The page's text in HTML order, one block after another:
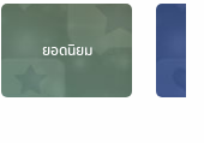
ยอดนิยม